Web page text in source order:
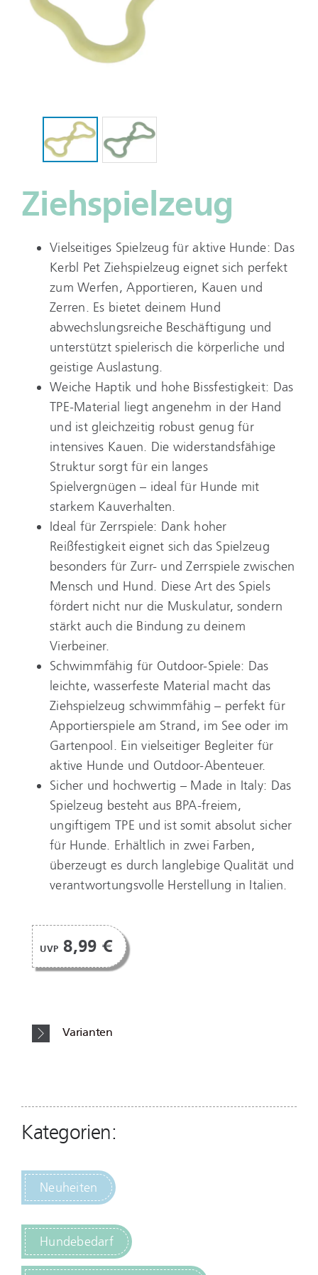
Ziehspielzeug
Vielseitiges Spielzeug für aktive Hunde: Das
Kerbl Pet Ziehspielzeug eignet sich perfekt
zum Werfen, Apportieren, Kauen und
Zerren. Es bietet deinem Hund
abwechslungsreiche Beschäftigung und
unterstützt spielerisch die körperliche und
geistige Auslastung.
Weiche Haptik und hohe Bissfestigkeit: Das
TPE-Material liegt angenehm in der Hand
und ist gleichzeitig robust genug für
intensives Kauen. Die widerstandsfähige
Struktur sorgt für ein langes
Spielvergnügen – ideal für Hunde mit
starkem Kauverhalten.
Ideal für Zerrspiele: Dank hoher
Reißfestigkeit eignet sich das Spielzeug
besonders für Zurr- und Zerrspiele zwischen
Mensch und Hund. Diese Art des Spiels
fördert nicht nur die Muskulatur, sondern
stärkt auch die Bindung zu deinem
Vierbeiner.
Schwimmfähig für Outdoor-Spiele: Das
leichte, wasserfeste Material macht das
Ziehspielzeug schwimmfähig – perfekt für
Apportierspiele am Strand, im See oder im
Gartenpool. Ein vielseitiger Begleiter für
aktive Hunde und Outdoor-Abenteuer.
Sicher und hochwertig – Made in Italy: Das
Spielzeug besteht aus BPA-freiem,
ungiftigem TPE und ist somit absolut sicher
für Hunde. Erhältlich in zwei Farben,
überzeugt es durch langlebige Qualität und
verantwortungsvolle Herstellung in Italien.
UVP 8,99 €
Varianten
Kategorien:
Neuheiten
Hundebedarf